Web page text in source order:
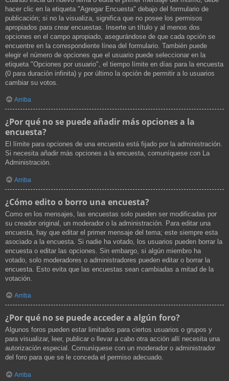
hacer clic en la etiqueta "Agregar Encuesta" debajo del formulario de
publicación; si no la visualiza, significa que no posee los permisos
apropiados para crear encuestas. Inserte un título y al menos dos
opciones en el campo apropiado, asegurándose de que cada opción se
encuentre en la correspondiente línea del formulario. También puede
elegir el número de opciones que el usuario puede seleccionar en la
etiqueta "Opciones por usuario", el tiempo límite en días para la encuesta
(0 para duración infinita) y por último la opción de permitir a lo usuarios
cambiar su votos.
Arriba
¿Por qué no se puede añadir más opciones a la
encuesta?
El límite para opciones de una encuesta está fijado por la administración.
Si necesita añadir más opciones a la encuesta, comuníquese con La
Administración.
Arriba
¿Cómo edito o borro una encuesta?
Como en los mensajes, las encuestas solo pueden ser modificadas por
su creador original, un moderador o la administración. Para editar una
encuesta, hay que editar el primer mensaje del tema; este siempre esta
asociado a la encuesta. Si nadie ha votado, los usuarios pueden borrar la
encuesta o editar las opciones. Sin embargo, si algún miembro ha
votado, solo moderadores o administradores pueden editar o borrar la
encuesta. Esto evita que las encuestas sean cambiadas a mitad de la
votación.
Arriba
¿Por qué no se puede acceder a algún foro?
Algunos foros pueden estar limitados para ciertos usuarios o grupos y
para visualizar, leer, publicar o llevar a cabo otra acción allí necesita una
autorización especial. Comuníquese con un moderador o administrador
del foro para que se le conceda el permiso adecuado.
Arriba